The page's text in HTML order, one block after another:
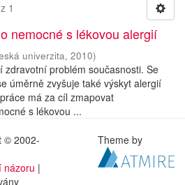
1
nemocné s lékovou alergií
univerzita, 2010)
zdravotní problém současnosti. Se
úměrně zvyšuje také výskyt alergií
má za cíl zmapovat
s lékovou ...
© 2002-
názoru |
Theme by